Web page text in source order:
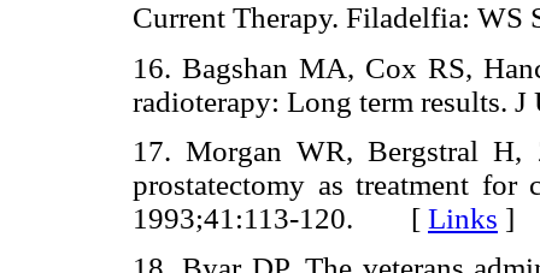
Current Therapy. Filadelfia:
16. Bagshan MA, Cox RS,
radioterapy: Long term
17. Morgan WR, Bergstral
prostatectomy as treatment for
1993;41:113-120. [ Links ]